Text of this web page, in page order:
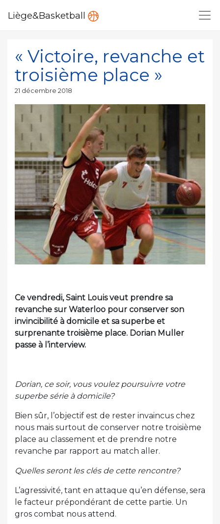
Liège&Basketball
« Victoire, revanche et
troisième place »
Publié
21 décembre 2018
Ce vendredi, Saint Louis veut prendre sa
revanche sur Waterloo pour conserver son
invincibilité à domicile et sa superbe et
surprenante troisième place. Dorian Muller
passe à l’interview.
Dorian, ce soir, vous voulez poursuivre votre
superbe série à domicile?
Bien sûr, l’objectif est de rester invaincus chez
nous mais surtout de conserver notre troisième
place au classement et de prendre notre
revanche par rapport au match aller.
Quelles seront les clés de cette rencontre?
L’agressivité, tant en attaque qu’en défense, sera
le facteur prépondérant de cette partie. Un
gros combat nous attend.